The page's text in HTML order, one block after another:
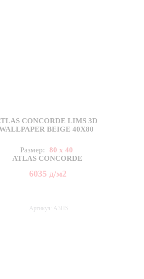
CONCORDE LIMS 3D
BEIGE 40X80
Размер:
80 x 40
ATLAS CONCORDE
6035 д/м2
Артикул: A3HS